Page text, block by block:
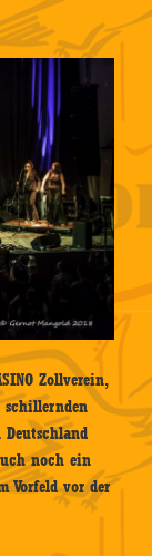
Zollverein,
schillernden
noch ein
Vorfeld vor der